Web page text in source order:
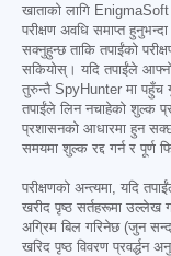
खाताको लागि
परीक्षण अवधि समाप्त
सक्नुहुन्छ ताकि तपाईंको
सकियोस्। यदि तपाईंले आफ्नो
तुरुन्तै SpyHunter मा पहुँच
तपाईंले लिन नचाहेको शुल्क
प्रशासनको आधारमा हुन
समयमा शुल्क रद्द गर्न र पूर्ण
परीक्षणको अन्त्यमा, यदि
खरीद पृष्ठ सर्तहरूमा उल्लेख
अग्रिम बिल गरिनेछ (जुन
खरिद पृष्ठ विवरण प्रवर्द्धन